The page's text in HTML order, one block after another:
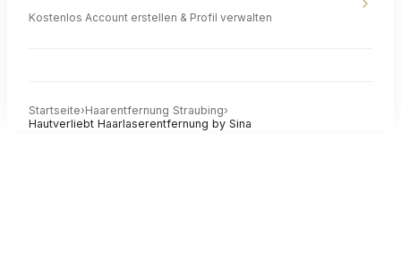
Kostenlos Account erstellen & Profil verwalten
Startseite›Haarentfernung Straubing›
Hautverliebt Haarlaserentfernung by Sina